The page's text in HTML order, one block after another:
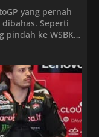
yang pernah
Seperti
pindah ke WSBK
Para
Sylvain Guintoli
juara WSBK
merebut